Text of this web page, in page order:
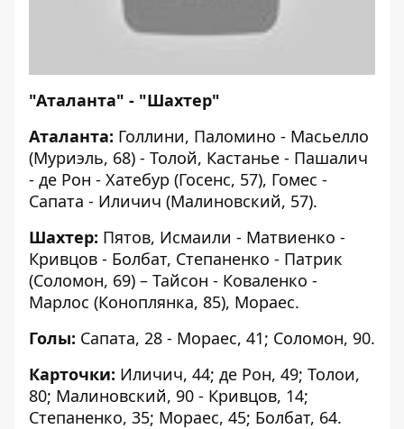
"Аталанта" - "Шахтер"
Аталанта: Голлини, Паломино - Масьелло
(Муриэль, 68) - Толой, Кастанье - Пашалич
- де Рон - Хатебур (Госенс, 57), Гомес -
Сапата - Иличич (Малиновский, 57).
Шахтер: Пятов, Исмаили - Матвиенко -
Кривцов - Болбат, Степаненко - Патрик
(Соломон, 69) – Тайсон - Коваленко -
Марлос (Коноплянка, 85), Мораес.
Голы: Сапата, 28 - Мораес, 41; Соломон, 90.
Карточки: Иличич, 44; де Рон, 49; Толои,
80; Малиновский, 90 - Кривцов, 14;
Степаненко, 35; Мораес, 45; Болбат, 64.